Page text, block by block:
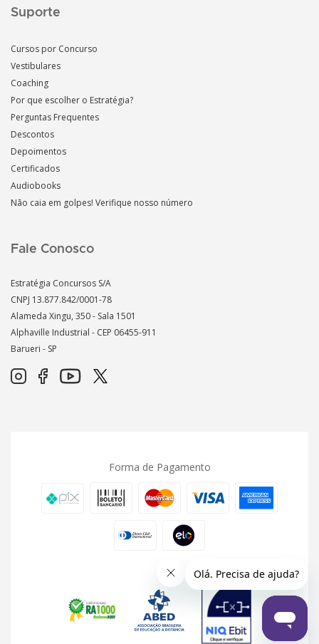
Suporte
Cursos por Concurso
Vestibulares
Coaching
Por que escolher o Estratégia?
Perguntas Frequentes
Descontos
Depoimentos
Certificados
Audiobooks
Não caia em golpes! Verifique nosso número
Fale Conosco
Estratégia Concursos S/A
CNPJ 13.877.842/0001-78
Alameda Xingu, 350 - Sala 1501
Alphaville Industrial - CEP 06455-911
Barueri - SP
Forma de Pagamento